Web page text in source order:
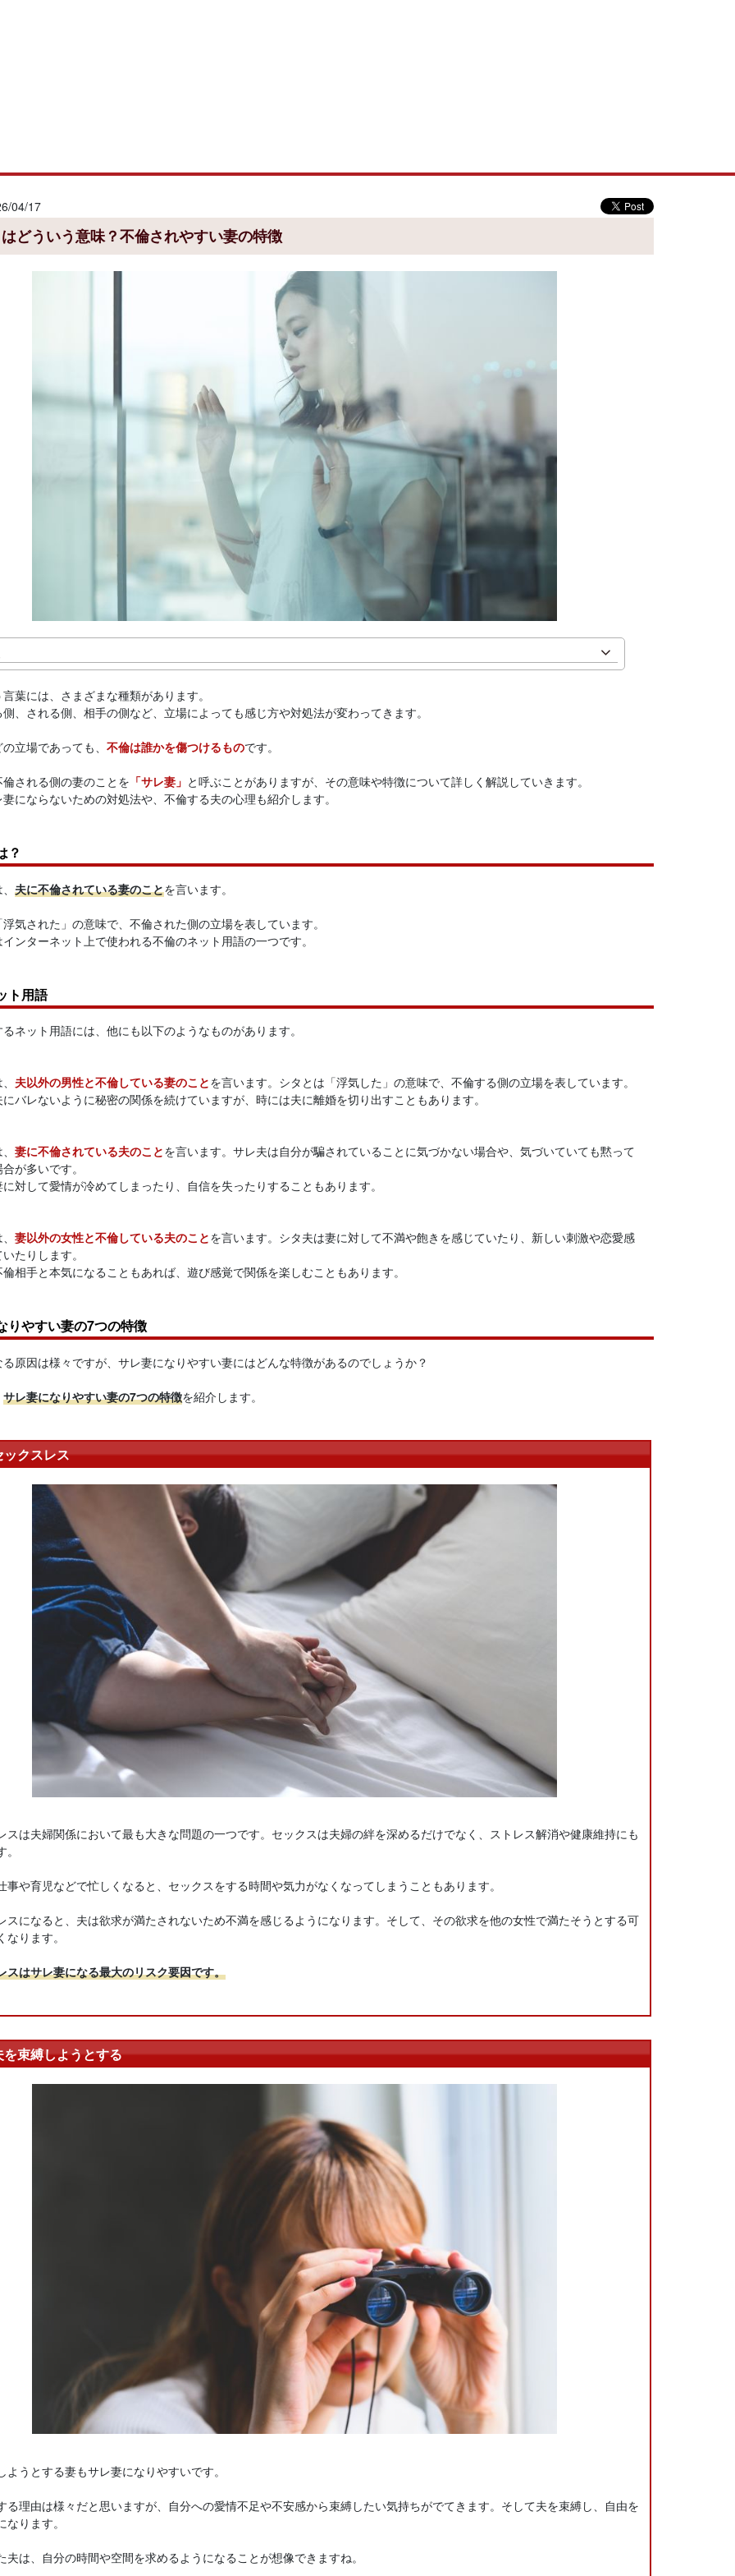
04/17
どういう意味？不倫されやすい妻の特徴
葉には、さまざまな種類があります。
、される側、相手の側など、立場によっても感じ方や対処法が変わってきます。
立場であっても、 不倫は誰かを傷つけるものです。
される側の妻のことを 「サレ妻」 と呼ぶことがありますが、その意味や特徴について詳しく解説していきます。
にならないための対処法や、不倫する夫の心理も紹介します。
？
夫に不倫されている妻のことを言います。
気された」の意味で、不倫された側の立場を表しています。
ンターネット上で使われる不倫のネット用語の一つです。
ト用語
ネット用語には、他にも以下のようなものがあります。
夫以外の男性と不倫している妻のことを言います。シタとは「浮気した」の意味で、不倫する側の立場を表しています。
バレないように秘密の関係を続けていますが、時には夫に離婚を切り出すこともあります。
妻に不倫されている夫のことを言います。サレ夫は自分が騙されていることに気づかない場合や、気づいていても黙って
が多いです。
対して愛情が冷めてしまったり、自信を失ったりすることもあります。
妻以外の女性と不倫している夫のことを言います。シタ夫は妻に対して不満や飽きを感じていたり、新しい刺激や恋愛感
たりします。
相手と本気になることもあれば、遊び感覚で関係を楽しむこともあります。
りやすい妻の7つの特徴
原因は様々ですが、サレ妻になりやすい妻にはどんな特徴があるのでしょうか？
サレ妻になりやすい妻の7つの特徴を紹介します。
クスレス
スは夫婦関係において最も大きな問題の一つです。セックスは夫婦の絆を深めるだけでなく、ストレス解消や健康維持にも
事や育児などで忙しくなると、セックスをする時間や気力がなくなってしまうこともあります。
スになると、夫は欲求が満たされないため不満を感じるようになります。そして、その欲求を他の女性で満たそうとする可
ります。
スはサレ妻になる最大のリスク要因です。
束縛しようとする
ようとする妻もサレ妻になりやすいです。
る理由は様々だと思いますが、自分への愛情不足や不安感から束縛したい気持ちがでてきます。そして夫を束縛し、自由を
ります。
夫は、自分の時間や空間を求めるようになることが想像できますね。